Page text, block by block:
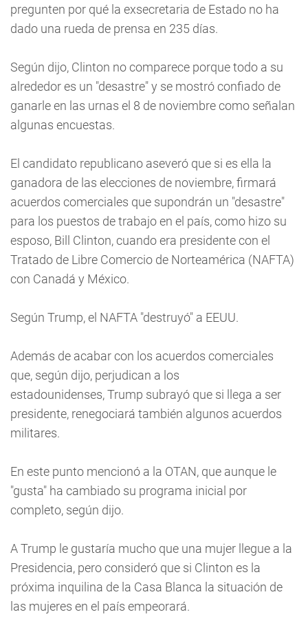
pregunten por qué la exsecretaria de Estado no ha
dado una rueda de prensa en 235 días.
Según dijo, Clinton no comparece porque todo a su
alrededor es un "desastre" y se mostró confiado de
ganarle en las urnas el 8 de noviembre como señalan
algunas encuestas.
El candidato republicano aseveró que si es ella la
ganadora de las elecciones de noviembre, firmará
acuerdos comerciales que supondrán un "desastre"
para los puestos de trabajo en el país, como hizo su
esposo, Bill Clinton, cuando era presidente con el
Tratado de Libre Comercio de Norteamérica (NAFTA)
con Canadá y México.
Según Trump, el NAFTA "destruyó" a EEUU.
Además de acabar con los acuerdos comerciales
que, según dijo, perjudican a los
estadounidenses, Trump subrayó que si llega a ser
presidente, renegociará también algunos acuerdos
militares.
En este punto mencionó a la OTAN, que aunque le
"gusta" ha cambiado su programa inicial por
completo, según dijo.
A Trump le gustaría mucho que una mujer llegue a la
Presidencia, pero consideró que si Clinton es la
próxima inquilina de la Casa Blanca la situación de
las mujeres en el país empeorará.